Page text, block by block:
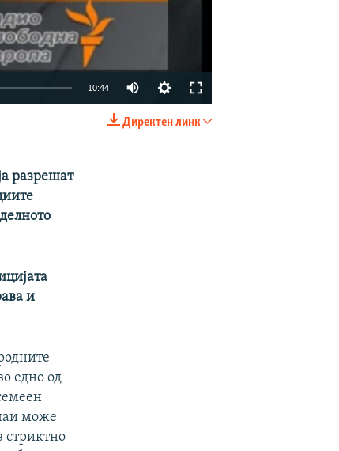
SHARE
10:44
Директен линк
разрешат
и
едно од
може
стриктно